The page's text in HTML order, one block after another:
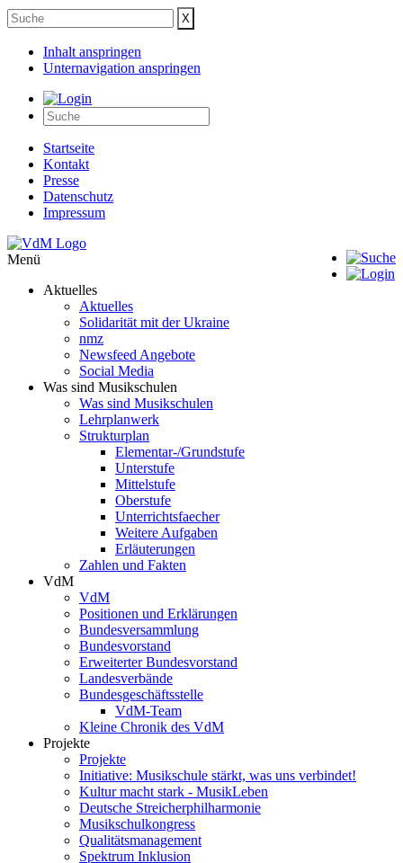
Inhalt anspringen
Unternavigation anspringen
Startseite
Kontakt
Presse
Datenschutz
Impressum
Menü
Aktuelles
Aktuelles
Solidarität mit der Ukraine
nmz
Newsfeed Angebote
Social Media
Was sind Musikschulen
Was sind Musikschulen
Lehrplanwerk
Strukturplan
Elementar-/Grundstufe
Unterstufe
Mittelstufe
Oberstufe
Unterrichtsfaecher
Weitere Aufgaben
Erläuterungen
Zahlen und Fakten
VdM
VdM
Positionen und Erklärungen
Bundesversammlung
Bundesvorstand
Erweiterter Bundesvorstand
Landesverbände
Bundesgeschäftsstelle
VdM-Team
Kleine Chronik des VdM
Projekte
Projekte
Initiative: Musikschule stärkt, was uns verbindet!
Kultur macht stark - MusikLeben
Deutsche Streicherphilharmonie
Musikschulkongress
Qualitätsmanagement
Spektrum Inklusion